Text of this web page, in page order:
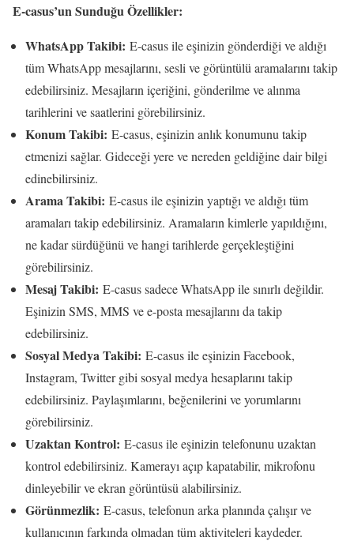
E-casus’un Sunduğu Özellikler:
WhatsApp Takibi: E-casus ile eşinizin gönderdiği ve aldığı
tüm WhatsApp mesajlarını, sesli ve görüntülü aramalarını takip
edebilirsiniz. Mesajların içeriğini, gönderilme ve alınma
tarihlerini ve saatlerini görebilirsiniz.
Konum Takibi: E-casus, eşinizin anlık konumunu takip
etmenizi sağlar. Gideceği yere ve nereden geldiğine dair bilgi
edinebilirsiniz.
Arama Takibi: E-casus ile eşinizin yaptığı ve aldığı tüm
aramaları takip edebilirsiniz. Aramaların kimlerle yapıldığını,
ne kadar sürdüğünü ve hangi tarihlerde gerçekleştiğini
görebilirsiniz.
Mesaj Takibi: E-casus sadece WhatsApp ile sınırlı değildir.
Eşinizin SMS, MMS ve e-posta mesajlarını da takip
edebilirsiniz.
Sosyal Medya Takibi: E-casus ile eşinizin Facebook,
Instagram, Twitter gibi sosyal medya hesaplarını takip
edebilirsiniz. Paylaşımlarını, beğenilerini ve yorumlarını
görebilirsiniz.
Uzaktan Kontrol: E-casus ile eşinizin telefonunu uzaktan
kontrol edebilirsiniz. Kamerayı açıp kapatabilir, mikrofonu
dinleyebilir ve ekran görüntüsü alabilirsiniz.
Görünmezlik: E-casus, telefonun arka planında çalışır ve
kullanıcının farkında olmadan tüm aktiviteleri kaydeder.